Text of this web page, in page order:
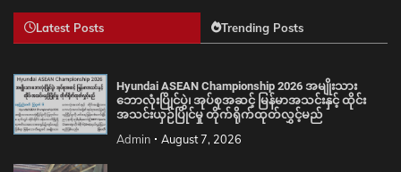
Latest Posts Trending Posts
Hyundai ASEAN Championship 2026 အမျိုးသား
ဘောလုံးပြိုင်ပွဲ၊ အုပ်စုအဆင့် မြန်မာအသင်းနှင့် ထိုင်း
အသင်းယှဉ်ပြိုင်မှု တိုက်ရိုက်ထုတ်လွှင့်မည်
Admin August 7, 2026